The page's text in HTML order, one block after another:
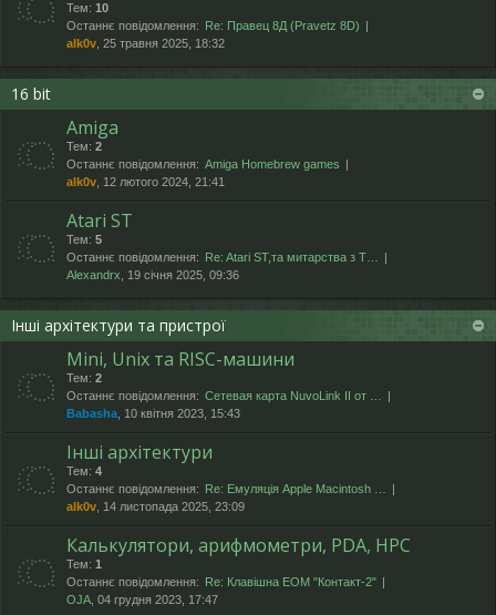
Тем: 10
Останнє повідомлення:
Re: Правец 8Д (Pravetz 8D)
alk0v , 25 травня 2025, 18:32
16 bit
Amiga
Тем: 2
Останнє повідомлення: Amiga Homebrew games
alk0v , 12 лютого 2024, 21:41
Atari ST
Тем: 5
Останнє повідомлення:
Re: Atari ST,та митарства з T…
Alexandrx , 19 січня 2025, 09:36
Інші архітектури та пристрої
Mini, Unix та RISC-машини
Тем: 2
Останнє повідомлення: Сетевая карта NuvoLink II от …
Babasha , 10 квітня 2023, 15:43
Інші архітектури
Тем: 4
Останнє повідомлення:
Re: Емуляція Apple Macintosh …
alk0v , 14 листопада 2025, 23:09
Калькулятори, арифмометри, PDA, HPC
Тем: 1
Останнє повідомлення:
Re: Клавішна ЕОМ "Контакт-2"
OJA , 04 грудня 2023, 17:47